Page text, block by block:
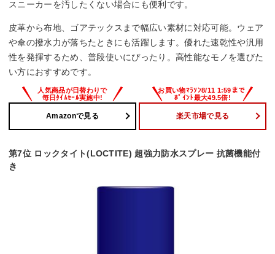
スニーカーを汚したくない場合にも便利です。
皮革から布地、ゴアテックスまで幅広い素材に対応可能。ウェア
や傘の撥水力が落ちたときにも活躍します。優れた速乾性や汎用
性を発揮するため、普段使いにぴったり。高性能なモノを選びた
い方におすすめです。
Amazonで見る 楽天市場で見る
第7位 ロックタイト(LOCTITE) 超強力防水スプレー 抗菌機能付
き